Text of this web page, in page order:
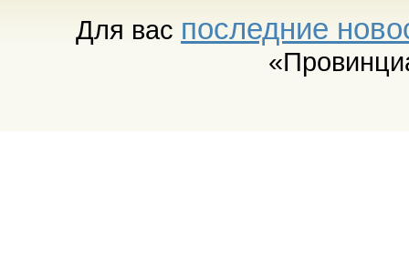
Для вас последние